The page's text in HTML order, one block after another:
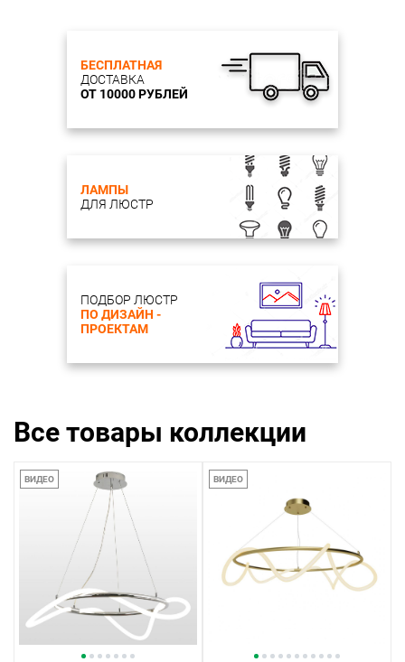
БЕСПЛАТНАЯ
ДОСТАВКА
ОТ 10000 РУБЛЕЙ
ЛАМПЫ
ДЛЯ ЛЮСТР
ПОДБОР ЛЮСТР
ПО ДИЗАЙН -
ПРОЕКТАМ
Все товары коллекции
ВИДЕО ВИДЕО